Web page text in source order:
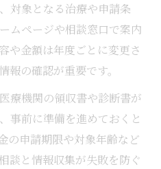
対象となる治療や申請条
ムページや相談窓口で案内
や金額は年度ごとに変更さ
報の確認が重要です。
療機関の領収書や診断書が
事前に準備を進めておくと
の申請期限や対象年齢など
談と情報収集が失敗を防ぐ